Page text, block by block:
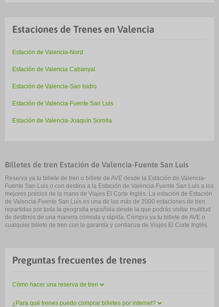
Estaciones de Trenes en Valencia
Estación de Valencia-Nord
Estación de Valencia Cabanyal
Estación de Valencia-San Isidro
Estación de Valencia-Fuente San Luis
Estación de Valencia-Joaquín Sorolla
Billetes de tren Estación de Valencia-Fuente San Luis
Reserva ya tu billete de tren o billete de AVE desde la Estación de Valencia-
Fuente San Luis o con destino a la Estación de Valencia-Fuente San Luis a los
mejores precios de la mano de Viajes El Corte Inglés. La estación de Estación
de Valencia-Fuente San Luis es una de las más de 2000 estaciones de tren
repartidas por toda la geografía española desde la que podrás visitar multitud
de destinos de una manera cómoda y rápida. Compra ya tu billete de AVE o
cualquier billete de tren con la garantía y confianza de Viajes El Corte Inglés.
Preguntas frecuentes de trenes
Cómo hacer una reserva de tren
¿Para qué trenes puedo comprar billetes por internet?